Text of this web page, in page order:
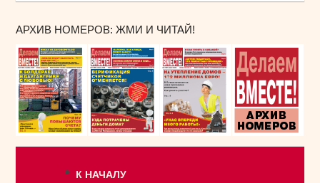
АРХИВ НОМЕРОВ: ЖМИ И ЧИТАЙ!
К НАЧАЛУ